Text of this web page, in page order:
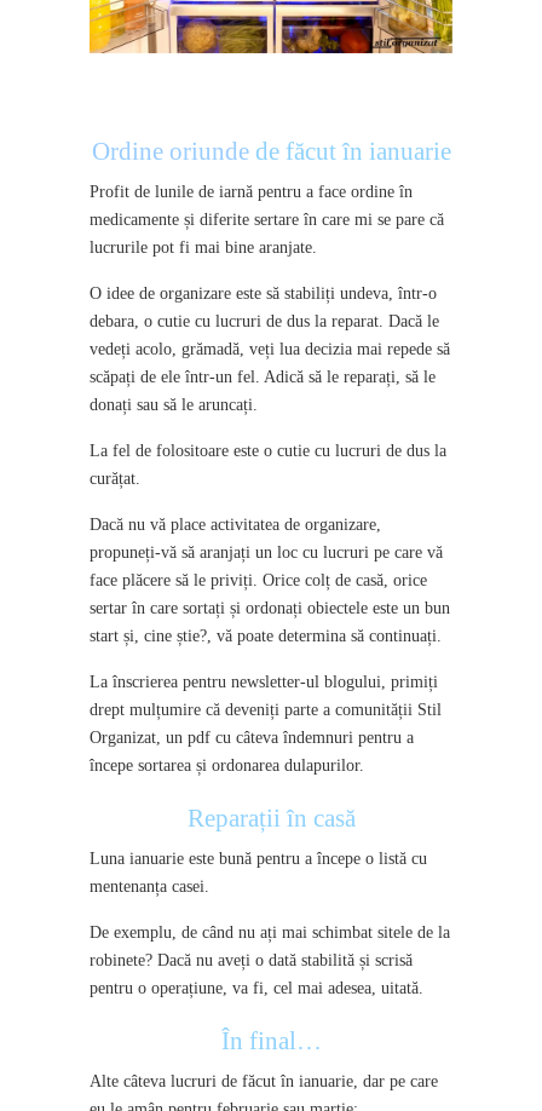
Ordine oriundede făcut în ianuarie
Profit de lunile de iarnă pentru a face ordine în
medicamente și diferite sertare în care mi se pare că
lucrurile pot fi mai bine aranjate.
O idee de organizare este să stabiliți undeva, într-o
debara, o cutie cu lucruri de dus la reparat. Dacă le
vedeți acolo, grămadă, veți lua decizia mai repede să
scăpați de ele într-un fel. Adică să le reparați, să le
donați sau să le aruncați.
La fel de folositoare este o cutie cu lucruri de dus la
curățat.
Dacă nu vă place activitatea de organizare,
propuneți-vă să aranjați un loc cu lucruri pe care vă
face plăcere să le priviți. Orice colț de casă, orice
sertar în care sortați și ordonați obiectele este un bun
start și, cine știe?, vă poate determina să continuați.
La înscrierea pentru newsletter-ul blogului, primiți
drept mulțumire că deveniți parte a comunității Stil
Organizat, un pdf cu câteva îndemnuri pentru a
începe sortarea și ordonarea dulapurilor.
Reparații în casă
Luna ianuarie este bună pentru a începe o listă cu
mentenanța casei.
De exemplu, de când nu ați mai schimbat sitele de la
robinete? Dacă nu aveți o dată stabilită și scrisă
pentru o operațiune, va fi, cel mai adesea, uitată.
În final…
Alte câteva lucruri de făcut în ianuarie, dar pe care